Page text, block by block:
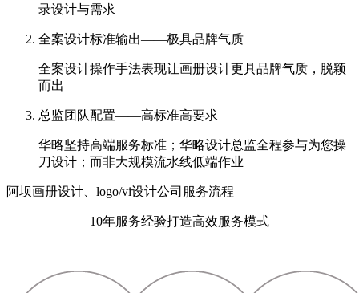
录设计与需求
全案设计标准输出——极具品牌气质
全案设计操作手法表现让画册设计更具品牌气质，脱颖
而出
总监团队配置——高标准高要求
华略坚持高端服务标准；华略设计总监全程参与为您操
刀设计；而非大规模流水线低端作业
阿坝画册设计、logo/vi设计公司服务流程
10年服务经验打造高效服务模式